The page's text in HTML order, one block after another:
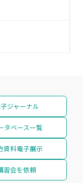
ジャーナル
タベース一覧
資料電子展示
習会を依頼